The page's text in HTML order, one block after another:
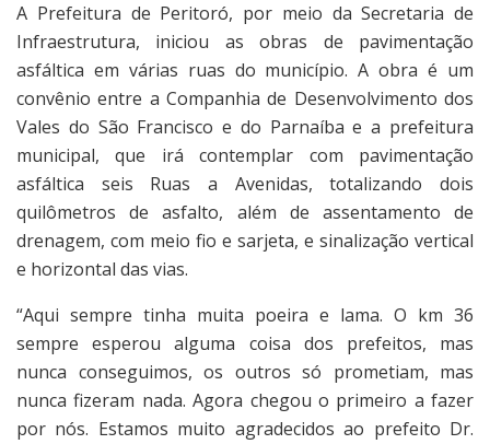
A Prefeitura de Peritoró, por meio da Secretaria de
Infraestrutura, iniciou as obras de pavimentação
asfáltica em várias ruas do município. A obra é um
convênio entre a Companhia de Desenvolvimento dos
Vales do São Francisco e do Parnaíba e a prefeitura
municipal, que irá contemplar com pavimentação
asfáltica seis Ruas a Avenidas, totalizando dois
quilômetros de asfalto, além de assentamento de
drenagem, com meio fio e sarjeta, e sinalização vertical
e horizontal das vias.
“Aqui sempre tinha muita poeira e lama. O km 36
sempre esperou alguma coisa dos prefeitos, mas
nunca conseguimos, os outros só prometiam, mas
nunca fizeram nada. Agora chegou o primeiro a fazer
por nós. Estamos muito agradecidos ao prefeito Dr.